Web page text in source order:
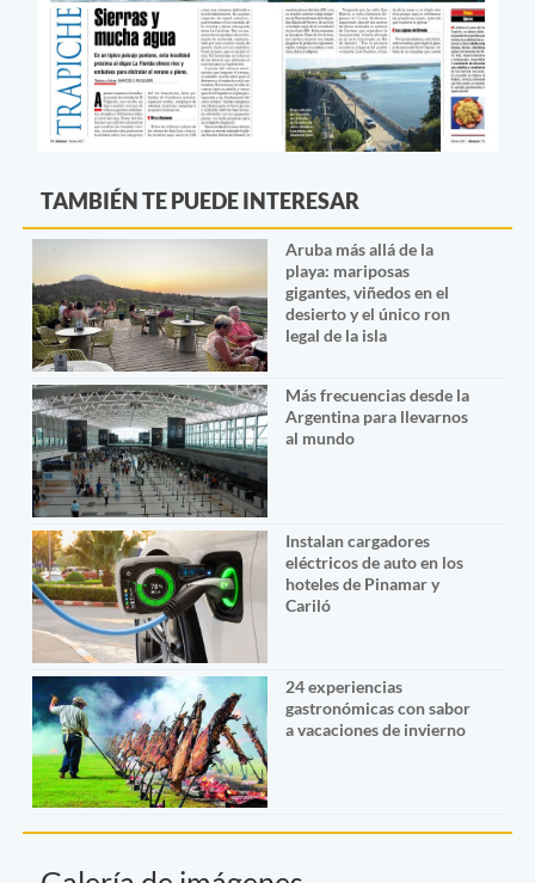
TAMBIÉN TE PUEDE INTERESAR
Aruba más allá de la
playa: mariposas
gigantes, viñedos en el
desierto y el único ron
legal de la isla
Más frecuencias desde la
Argentina para llevarnos
al mundo
Instalan cargadores
eléctricos de auto en los
hoteles de Pinamar y
Cariló
24 experiencias
gastronómicas con sabor
a vacaciones de invierno